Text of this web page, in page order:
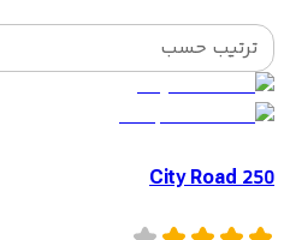
ترتيب حسب
250 City Road